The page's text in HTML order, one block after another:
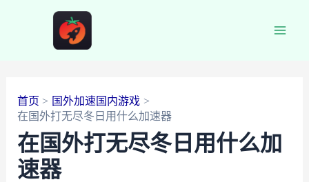
首页
国外加速国内游戏
在国外打无尽冬日用什么加速器
在国外打无尽冬日用什么加
速器